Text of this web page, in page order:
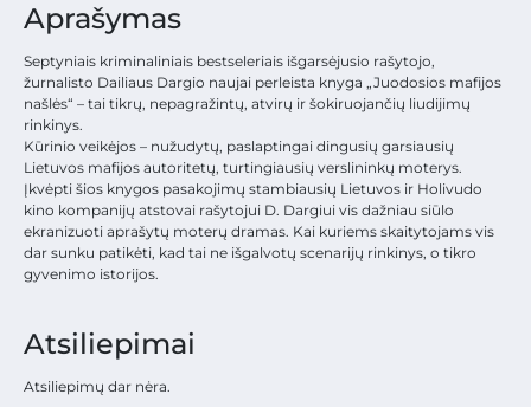
Aprašymas
Septyniais kriminaliniais bestseleriais išgarsėjusio rašytojo,
žurnalisto Dailiaus Dargio naujai perleista knyga „Juodosios mafijos
našlės“ – tai tikrų, nepagražintų, atvirų ir šokiruojančių liudijimų
rinkinys.
Kūrinio veikėjos – nužudytų, paslaptingai dingusių garsiausių
Lietuvos mafijos autoritetų, turtingiausių verslininkų moterys.
Įkvėpti šios knygos pasakojimų stambiausių Lietuvos ir Holivudo
kino kompanijų atstovai rašytojui D. Dargiui vis dažniau siūlo
ekranizuoti aprašytų moterų dramas. Kai kuriems skaitytojams vis
dar sunku patikėti, kad tai ne išgalvotų scenarijų rinkinys, o tikro
gyvenimo istorijos.
Atsiliepimai
Atsiliepimų dar nėra.